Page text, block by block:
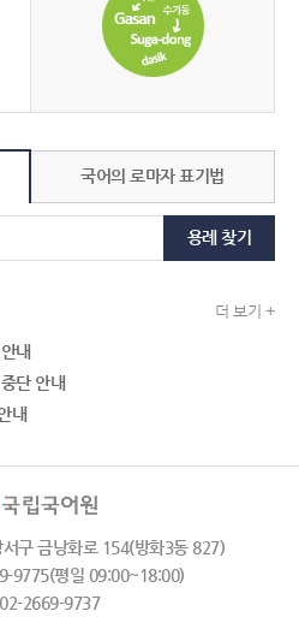
국어의 로마자 표기법
용례 찾기
더 보기 +
내
단 안내
내
구 금낭화로 154(방화3동 827)
9775(평일 09:00~18:00)
2669-9737